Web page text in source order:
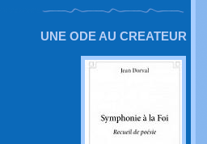
UNE ODE AU CREATEUR